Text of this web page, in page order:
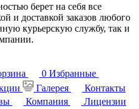
берет на себя все
и доставкой заказов любого
курьерскую службу, так и
0 Избранные
Галерея
Контакты
Компания
Лицензии